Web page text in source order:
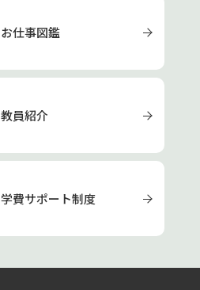
お仕事図鑑
教員紹介
学費サポート制度